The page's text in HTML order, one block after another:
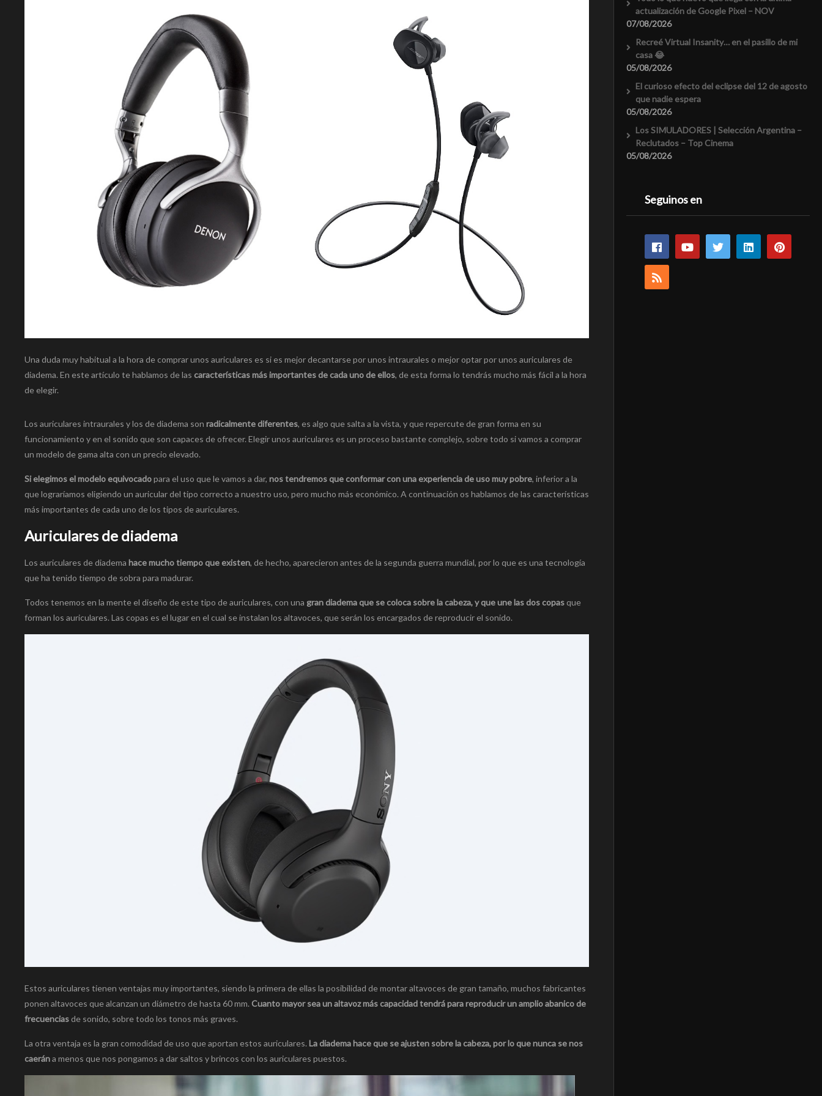
Una duda muy habitual a la hora de comprar unos auriculares es si es mejor decantarse por unos intraurales o mejor optar por unos auriculares de
diadema. En este artículo te hablamos de las características más importantes de cada uno de ellos, de esta forma lo tendrás mucho más fácil a la hora
de elegir.
Los auriculares intraurales y los de diadema son radicalmente diferentes, es algo que salta a la vista, y que repercute de gran forma en su
funcionamiento y en el sonido que son capaces de ofrecer. Elegir unos auriculares es un proceso bastante complejo, sobre todo si vamos a comprar
un modelo de gama alta con un precio elevado.
Si elegimos el modelo equivocadopara el uso que le vamos a dar, nos tendremos que conformar con una experiencia de uso muy pobre, inferior a la
que lograríamos eligiendo un auricular del tipo correcto a nuestro uso, pero mucho más económico. A continuación os hablamos de las características
más importantes de cada uno de los tipos de auriculares.
Auriculares de diadema
Los auriculares de diadema hace mucho tiempo que existen, de hecho, aparecieron antes de la segunda guerra mundial, por lo que es una tecnología
que ha tenido tiempo de sobra para madurar.
Todos tenemos en la mente el diseño de este tipo de auriculares, con una gran diadema que se coloca sobre la cabeza, y que une las dos copasque
forman los auriculares. Las copas es el lugar en el cual se instalan los altavoces, que serán los encargados de reproducir el sonido.
Estos auriculares tienen ventajas muy importantes, siendo la primera de ellas la posibilidad de montar altavoces de gran tamaño, muchos fabricantes
ponen altavoces que alcanzan un diámetro de hasta 60 mm. Cuanto mayor sea un altavoz más capacidad tendrá para reproducir un amplio abanico de
frecuenciasde sonido, sobre todo los tonos más graves.
La otra ventaja es la gran comodidad de uso que aportan estos auriculares. La diadema hace que se ajusten sobre la cabeza, por lo que nunca se nos
caerána menos que nos pongamos a dar saltos y brincos con los auriculares puestos.
actualización de Google Pixel – NOV
07/08/2026
Recreé Virtual Insanity… en el pasillo de mi
casa 😂
05/08/2026
El curioso efecto del eclipse del 12 de agosto
que nadie espera
05/08/2026
Los SIMULADORES | Selección Argentina –
Reclutados – Top Cinema
05/08/2026
Seguinos en